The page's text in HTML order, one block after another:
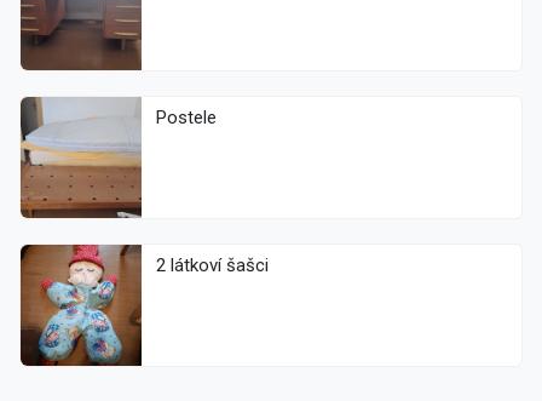
Postele
2 látkoví šašci